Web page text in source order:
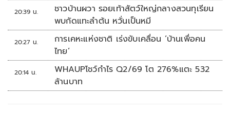
20:39 น.
ชาวบ้านผวา รอยเท้าสัตว์ใหญ่กลางสวนทุเรียน
พบกัดแทะลำต้น หวั่นเป็นหมี
20:27 น.
การเคหะแห่งชาติ เร่งขับเคลื่อน ‘บ้านเพื่อคน
ไทย’
20:14 น.
WHAUPโชว์กำไร Q2/69 โต 276%แตะ 532
ล้านบาท